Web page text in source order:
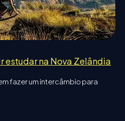
estudar na Nova Zelândia
fazer um intercâmbio para